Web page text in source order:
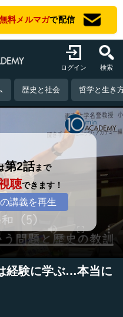
無料メルマガで配信
ログイン 検索
歴史と社会 哲学と生き
第2話まで
聴できます！
講義を再生
経験に学ぶ…本当に